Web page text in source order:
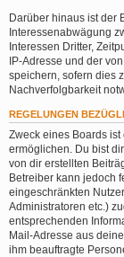
Darüber hinaus ist der
Interessenabwägung
Interessen Dritter,
IP-Adresse und der
speichern, sofern dies
Nachverfolgbarkeit
REGELUNGEN
Zweck eines Boards
ermöglichen. Du bist
von dir erstellten
Betreiber kann jedoch
eingeschränkten
Administratoren etc.)
entsprechenden
Mail-Adresse aus
ihm beauftragte